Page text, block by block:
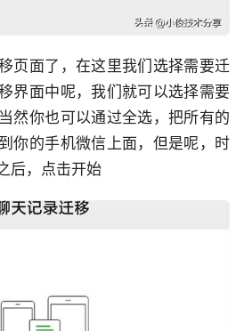
页面了，在这里我们选择需要迁
界面中呢，我们就可以选择需要
然你也可以通过全选，把所有的
你的手机微信上面，但是呢，时
后，点击开始